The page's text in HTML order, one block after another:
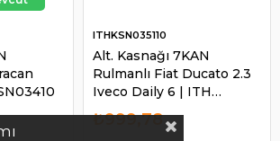
Alt. Kasnağı 7KAN
Rulmanlı Fiat Ducato 2.3
Iveco Daily 6 | ITH
KSN035110
ITHKSN035110
₺999,78